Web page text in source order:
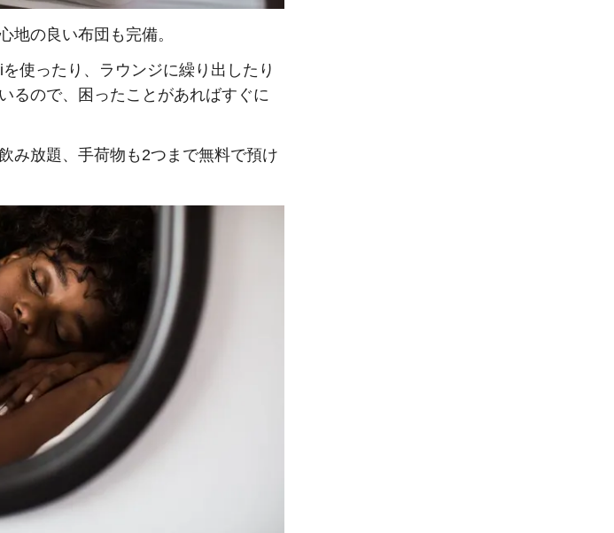
地の良い布団も完備。
使ったり、ラウンジに繰り出したり
るので、困ったことがあればすぐに
み放題、手荷物も2つまで無料で預け